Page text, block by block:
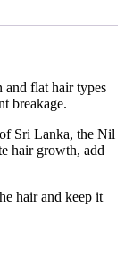
and flat hair types
breakage.
Sri Lanka, the Nil
hair growth, add
hair and keep it